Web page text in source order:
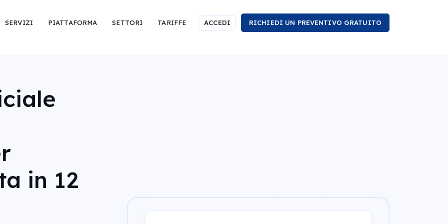
SERVIZI PIATTAFORMA SETTORI TARIFFE ACCEDI RICHIEDI UN PREVENTIVO GRATUITO
in 12